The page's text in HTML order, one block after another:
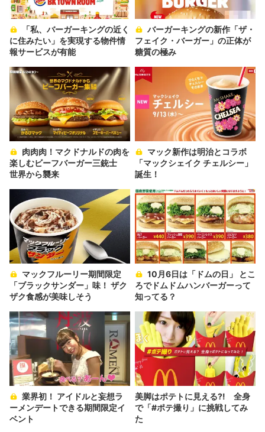
に住みたい」を実現する物件情
報サービスが有能
フェイク・バーガー」の正体が
糖質の極み
楽しむビーフバーガー三銃士
世界から襲来
「マックシェイク チェルシー」
誕生！
「ブラックサンダー」味！ ザク
ザク食感が美味しそう
ろでドムドムハンバーガーって
知ってる？
ーメンデートできる期間限定イ
ベント
美脚はポテトに見える?! 全身
で「#ポテ撮り」に挑戦してみ
た